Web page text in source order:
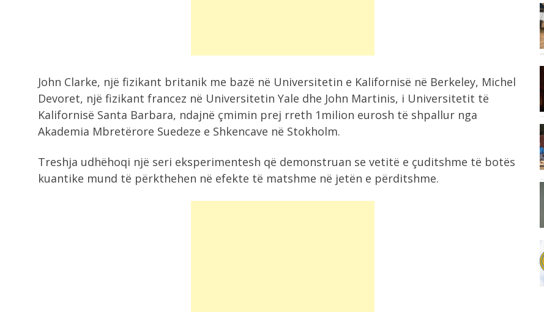
John Clarke, një fizikant britanik me bazë në Universitetin e Kalifornisë në Berkeley, Michel
Devoret, një fizikant francez në Universitetin Yale dhe John Martinis, i Universitetit të
Kalifornisë Santa Barbara, ndajnë çmimin prej rreth 1milion eurosh të shpallur nga
Akademia Mbretërore Suedeze e Shkencave në Stokholm.
Treshja udhëhoqi një seri eksperimentesh që demonstruan se vetitë e çuditshme të botës
kuantike mund të përkthehen në efekte të matshme në jetën e përditshme.
VIDEO/ Mrekulli në Brazil, përfundoi
nën rrotat...
2:00
rivendosë sanksione...
U kapën duke transportuar
emigrantë të paligjshëm,...
aktivitet në Muzeun...
Digjen zinxhir kazanët e mbeturinave